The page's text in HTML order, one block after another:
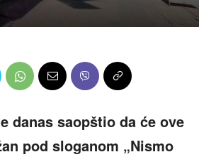
danas saopštio da će ove
pod sloganom „Nismo